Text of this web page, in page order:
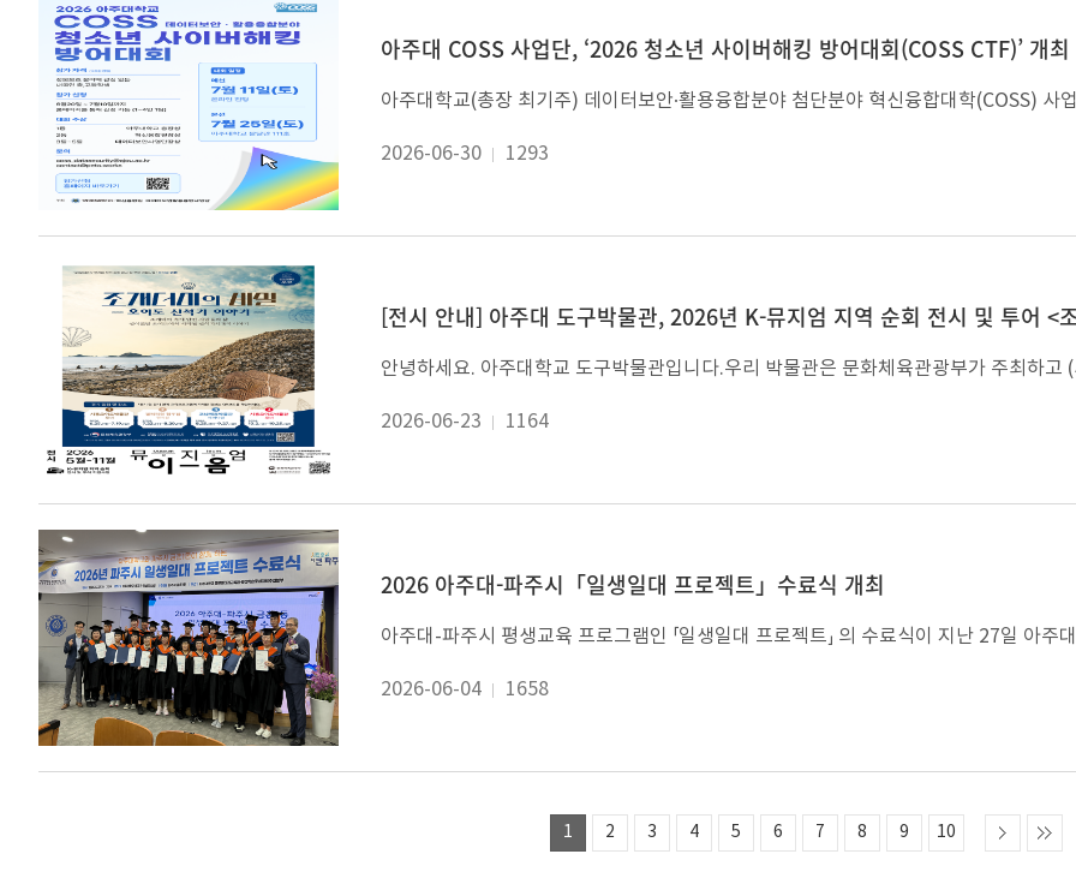
아주대 COSS 사업단, ‘2026 청소년 사이버해킹 방어대회(COSS CTF)’ 개최
2026-06-30 1293
[전시 안내] 아주대 도구박물관, 2026년 K-뮤지엄 지역 순회 전시 및 투어 <
2026-06-23 1164
2026 아주대-파주시「일생일대 프로젝트」수료식 개최
2026-06-04 1658
1 2 3 4 5 6 7 8 9 10